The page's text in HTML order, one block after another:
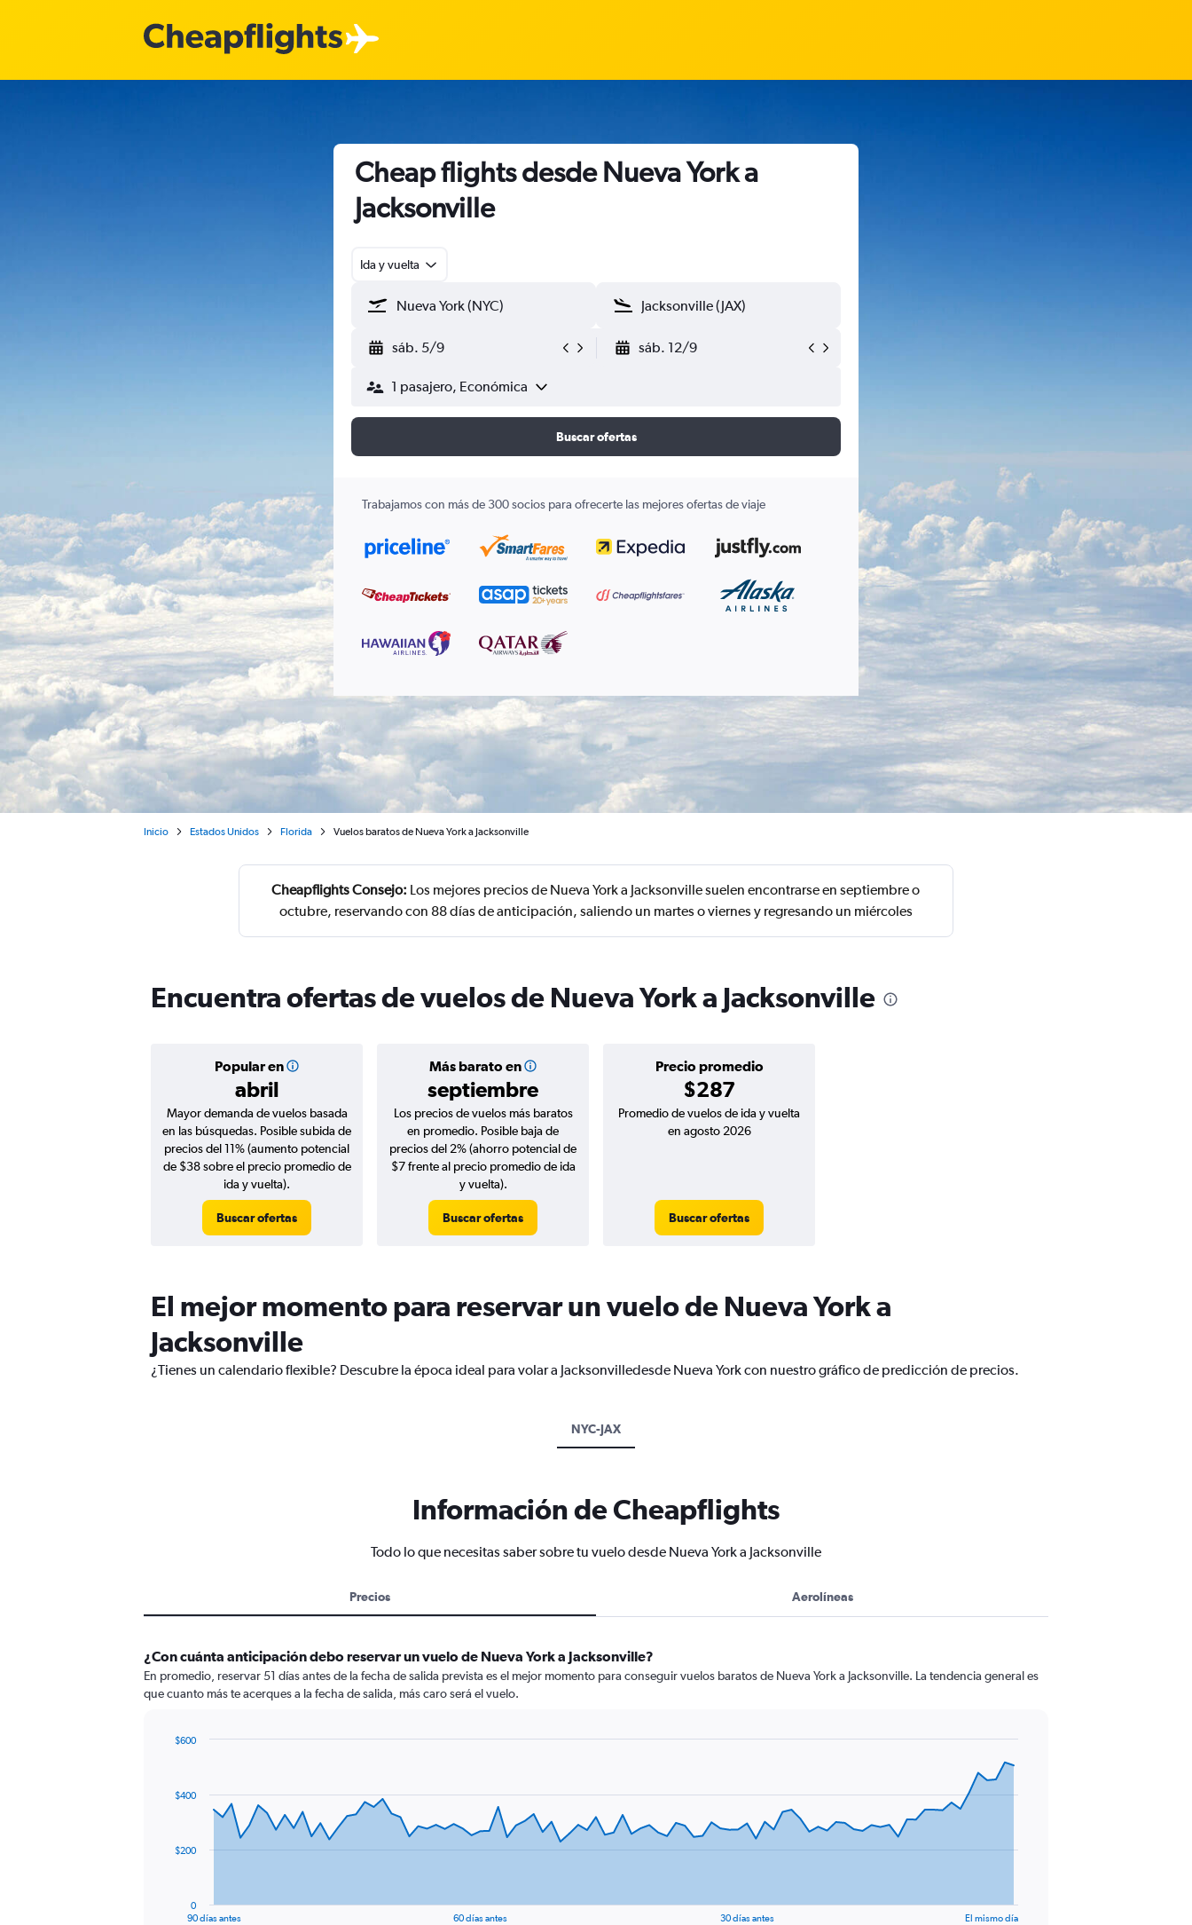
Cheap flights desde Nueva York a
Jacksonville
Ida y vuelta
sáb. 5/9 sáb. 12/9
1 pasajero, Económica
Buscar ofertas
Trabajamos con más de 300 socios para ofrecerte las mejores ofertas de viaje
Inicio Estados Unidos Florida Vuelos baratos de Nueva York a Jacksonville
Cheapflights Consejo: Los mejores precios de Nueva York a Jacksonville suelen encontrarse en septiembre o
octubre, reservando con 88 días de anticipación, saliendo un martes o viernes y regresando un miércoles
Encuentra ofertas de vuelos de Nueva York a Jacksonville
Popular en
abril
Más barato en
septiembre
Precio promedio
$287
Mayor demanda de vuelos basada
en las búsquedas. Posible subida de
precios del 11% (aumento potencial
de $38 sobre el precio promedio de
ida y vuelta).
Buscar ofertas
Los precios de vuelos más baratos
en promedio. Posible baja de
precios del 2% (ahorro potencial de
$7 frente al precio promedio de ida
y vuelta).
Buscar ofertas
Promedio de vuelos de ida y vuelta
en agosto 2026
Buscar ofertas
El mejor momento para reservar un vuelo de Nueva York a
Jacksonville
¿Tienes un calendario flexible? Descubre la época ideal para volar a Jacksonvilledesde Nueva York con nuestro gráfico de predicción de precios.
NYC-JAX
Información de Cheapflights
Todo lo que necesitas saber sobre tu vuelo desde Nueva York a Jacksonville
Precios Aerolíneas
¿Con cuánta anticipación debo reservar un vuelo de Nueva York a Jacksonville?
En promedio, reservar 51 días antes de la fecha de salida prevista es el mejor momento para conseguir vuelos baratos de Nueva York a Jacksonville. La tendencia general es
que cuanto más te acerques a la fecha de salida, más caro será el vuelo.
data
The
90 días antes 60 días antes 30 días antes El mismo día
0
$200
$400
$600